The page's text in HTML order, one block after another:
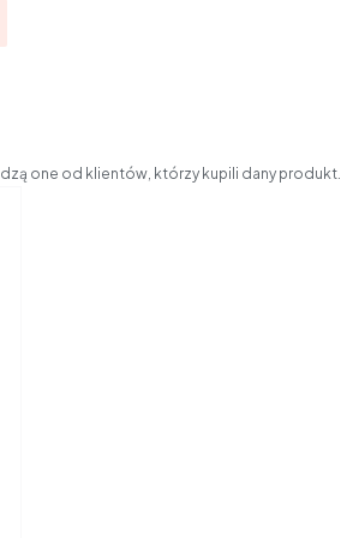
one od klientów, którzy kupili dany produkt.